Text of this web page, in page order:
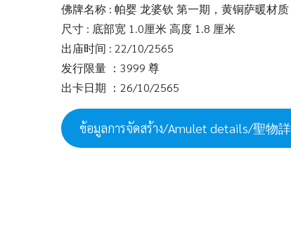
佛牌名称 : 帕婴 龙婆钦 第一期，黄铜萨暖材
尺寸 : 底部宽 1.0厘米 高度 1.8 厘米
出庙时间 : 22/10/2565
发行限量 ：3999 尊
出卡日期 ：26/10/2565
ข้อมูลการจัดสร้าง/Amulet details/聖物